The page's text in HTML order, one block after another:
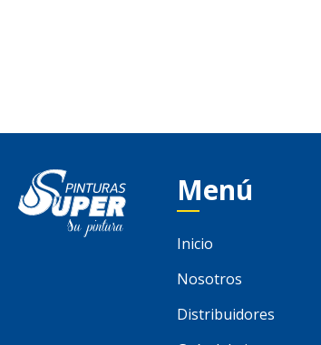
Menú
Inicio
Nosotros
Distribuidores